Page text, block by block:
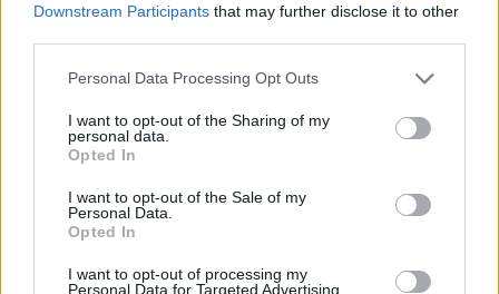
Downstream Participants that may further disclose it to other
Please note that this website/app uses one or more Google
not limited to your visit or usage behaviour. You may click to
grant or deny consent to Google and its third-party tags to
use your data for below specified purposes in below Google
consent section.
Personal Data Processing Opt Outs
I want to opt-out of the Sharing of my
personal data.
Opted In
I want to opt-out of the Sale of my
Personal Data.
Opted In
I want to opt-out of processing my
Personal Data for Targeted Advertising.